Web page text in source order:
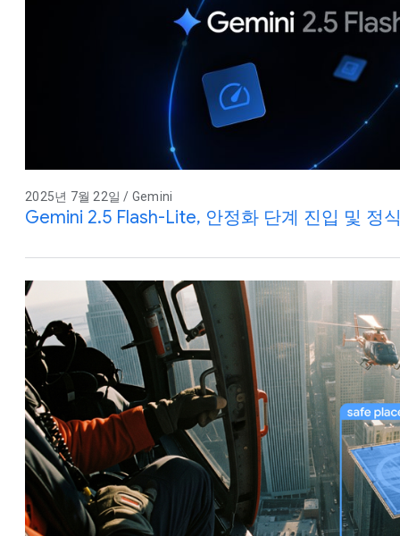
2025년 7월 22일 / Gemini
Gemini 2.5 Flash-Lite, 안정화 단계 진입 및 정